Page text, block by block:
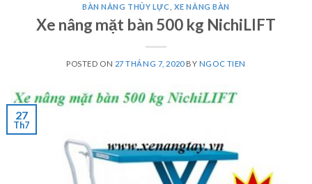
BÀN NÂNG THỦY LỰC XE NÂNG BÀN
Xe nâng mặt bàn 500 kg NichiLIFT
POSTED ON 27 THÁNG 7, 2020BY NGOC TIEN
27
Th7